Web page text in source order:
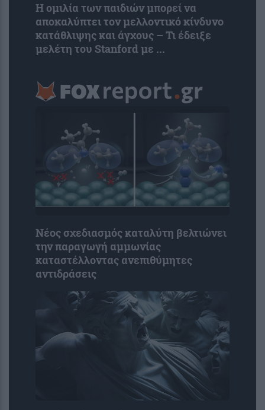
Η ομιλία των παιδιών μπορεί να
αποκαλύπτει τον μελλοντικό κίνδυνο
κατάθλιψης και άγχους – Τι έδειξε
μελέτη του Stanford με ...
Νέος σχεδιασμός καταλύτη βελτιώνει
την παραγωγή αμμωνίας
καταστέλλοντας ανεπιθύμητες
αντιδράσεις